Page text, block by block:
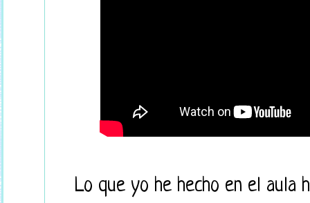
Lo que yo he hecho en el aula